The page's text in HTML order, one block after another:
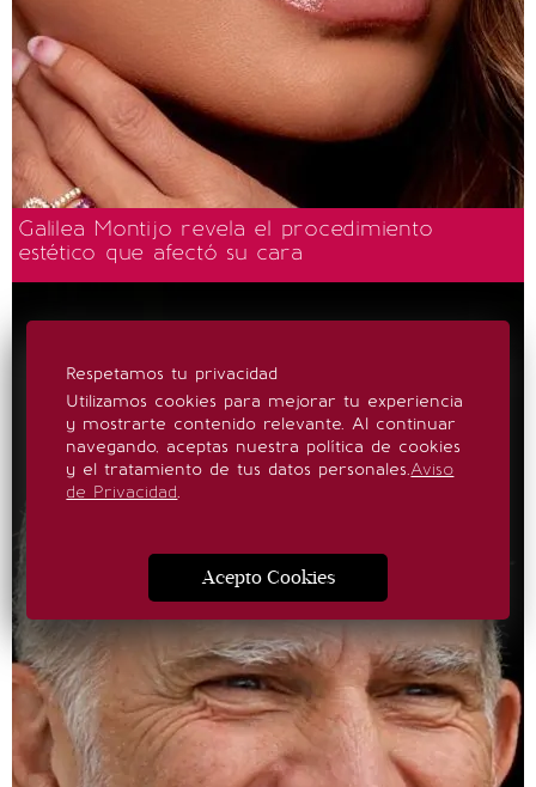
Galilea Montijo revela el procedimiento
estético que afectó su cara
Respetamos tu privacidad
Utilizamos cookies para mejorar tu experiencia
y mostrarte contenido relevante. Al continuar
navegando, aceptas nuestra política de cookies
y el tratamiento de tus datos personales.Aviso
de Privacidad.
Acepto Cookies